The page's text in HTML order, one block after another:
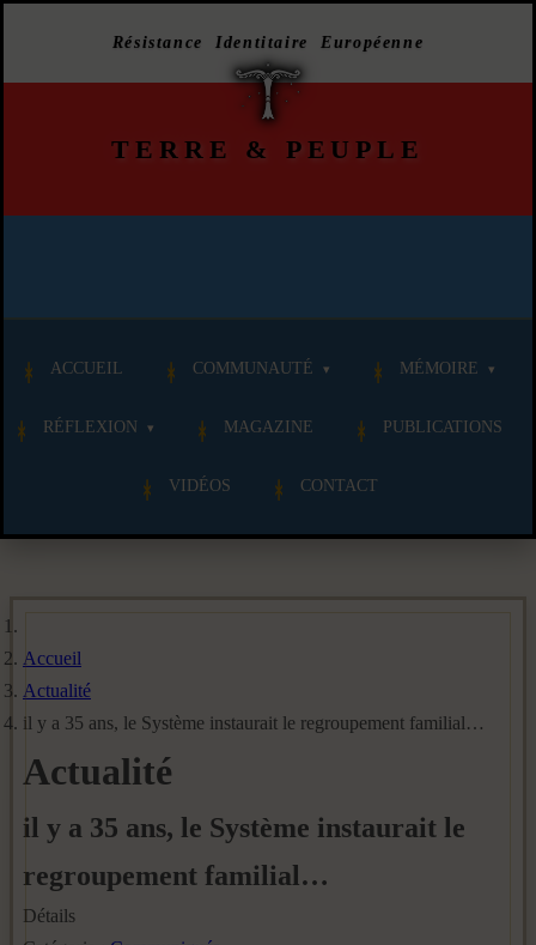
Résistance Identitaire Européenne
TERRE & PEUPLE
ACCUEIL COMMUNAUTÉ MÉMOIRE
RÉFLEXION MAGAZINE PUBLICATIONS
VIDÉOS CONTACT
Accueil
Actualité
il y a 35 ans, le Système instaurait le regroupement familial…
Actualité
il y a 35 ans, le Système instaurait le
regroupement familial…
Détails